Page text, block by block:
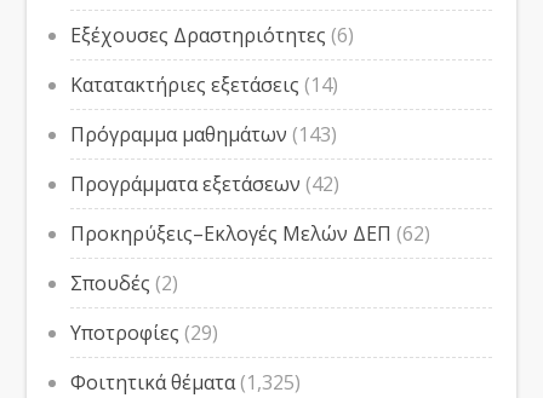
Εξέχουσες Δραστηριότητες (6)
Κατατακτήριες εξετάσεις (14)
Πρόγραμμα μαθημάτων (143)
Προγράμματα εξετάσεων (42)
Προκηρύξεις–Εκλογές Μελών ΔΕΠ (62)
Σπουδές (2)
Υποτροφίες (29)
Φοιτητικά θέματα(1,325)